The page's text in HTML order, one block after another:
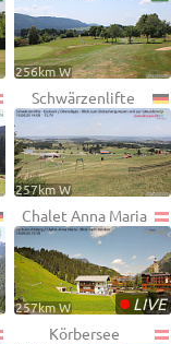
256km W
Schwärzenlifte
257km W
Chalet Anna Maria
•LIVE
257km W
Körbersee